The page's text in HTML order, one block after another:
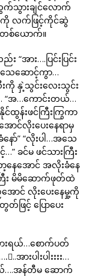
က်သွားချင်လောက်
းကို လက်ဖြင့်ကိုင်ဆွဲ
စ်ယောက်။
အား….ပြင်းပြင်း
သေဆောင့်ကွာ…
းကို နှဲ့သွင်းလေးသွင်း
အ…ကောင်းတယ်…
နိုင်ထွန်းဖင်ကြီးကြွကာ
ာင်လိုးပေးနေရာမှ
ာ်” “လိုးပါ…အသေ
ခင်မ ဖင်သားကြီး
ေအောင် အလိုးခံနေ
း မိမိဆောက်ဖုတ်ထဲ
ာင် လိုးပေးနေမှု့ကို
ြင့် ပြောပေး
းရယ်…စောက်ပတ်
းပါးပါးးးး…
မယ်….အန်တီမ ဆောက်